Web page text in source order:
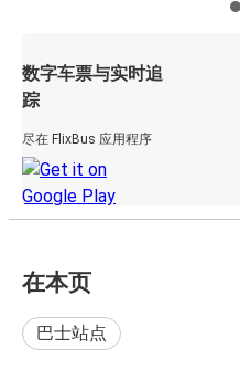
数字车票与实时追
踪
尽在 FlixBus 应用程序
在本页
巴士站点